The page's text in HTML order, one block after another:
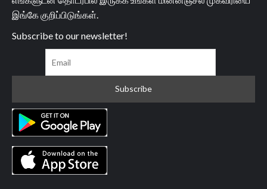
இங்கே குறிப்பிடுங்கள்.
Subscribe to our newsletter!